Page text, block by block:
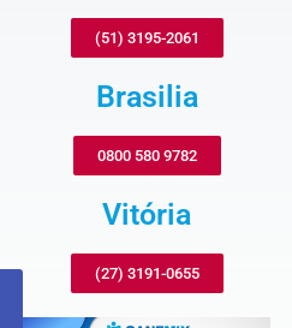
(51) 3195-2061
Brasilia
0800 580 9782
Vitória
(27) 3191-0655